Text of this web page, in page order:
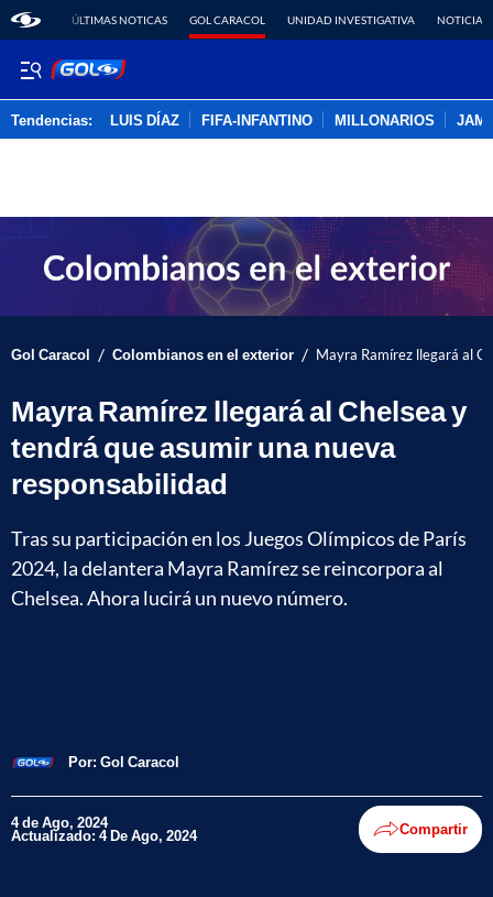
ÚLTIMAS NOTICAS GOL CARACOL UNIDAD INVESTIGATIVA NOTICIAS
Tendencias: LUIS DÍAZ FIFA-INFANTINO MILLONARIOS
Gol Caracol / Colombianos en el exterior / Mayra Ramírez llegará al
Mayra Ramírez llegará al Chelsea y
tendrá que asumir una nueva
responsabilidad
Tras su participación en los Juegos Olímpicos de París
2024, la delantera Mayra Ramírez se reincorpora al
Chelsea. Ahora lucirá un nuevo número.
Por: Gol Caracol
4 de Ago, 2024
Actualizado: 4 De Ago, 2024 Compartir